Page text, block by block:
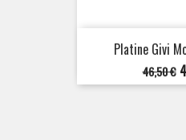
Platine Givi
Prix
de
46,50 €